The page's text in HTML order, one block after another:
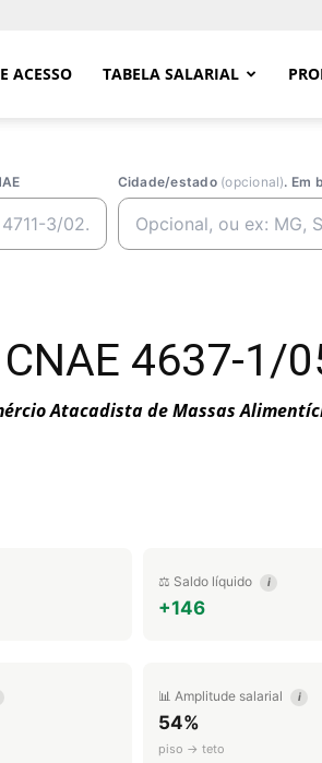
ACESSO TABELA SALARIAL
Cidade/estado (opcional). Em
4637-1/
Atacadista de Massas
⚖️ Saldo líquido i
+146
📊 Amplitude salarial i
54%
piso → teto